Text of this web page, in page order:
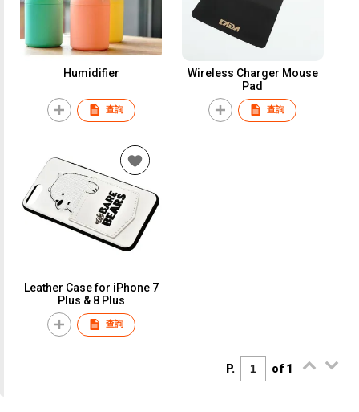
Humidifier
查詢
Wireless Charger Mouse
Pad
查詢
Leather Case for iPhone 7
Plus & 8 Plus
查詢
P. of 1